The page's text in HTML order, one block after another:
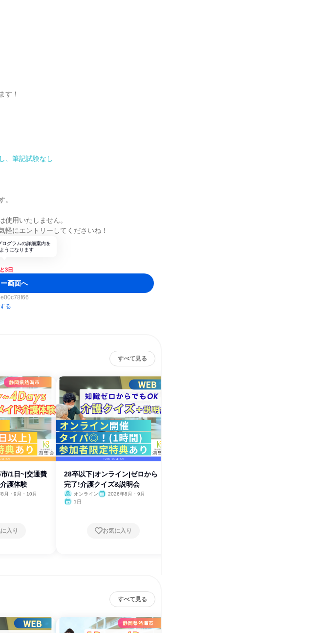
す！
、筆記試験なし
。
使用いたしません。
軽にエントリーしてくださいね！
ログラムの詳細案内を
うになります
3日
画面へ
る
すべて見る
/1日~|交通費
護体験
月・9月・10月
入り
28卒以下|オンライン|ゼロから
完了!介護クイズ&説明会
オンライン
2026年8月・9月
1日
お気に入り
すべて見る